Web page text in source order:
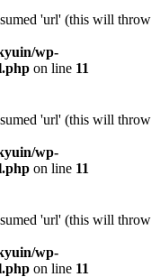
'url' (this will throw
wp-
on line 11
'url' (this will throw
wp-
on line 11
'url' (this will throw
wp-
on line 11